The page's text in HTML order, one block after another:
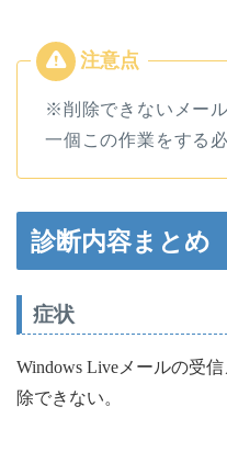
※削除できないメー
一個この作業をする
診断内容まとめ
症状
Windows Liveメールの受
除できない。